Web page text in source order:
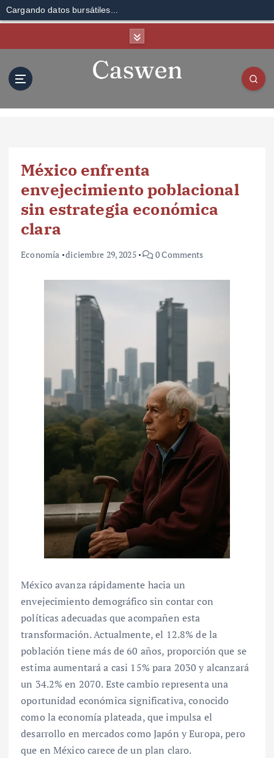
Cargando datos bursátiles...
México enfrenta
envejecimiento poblacional
sin estrategia económica
clara
Economía diciembre 29, 2025 0 Comments
México avanza rápidamente hacia un
envejecimiento demográfico sin contar con
políticas adecuadas que acompañen esta
transformación. Actualmente, el 12.8% de la
población tiene más de 60 años, proporción que se
estima aumentará a casi 15% para 2030 y alcanzará
un 34.2% en 2070. Este cambio representa una
oportunidad económica significativa, conocido
como la economía plateada, que impulsa el
desarrollo en mercados como Japón y Europa, pero
que en México carece de un plan claro.